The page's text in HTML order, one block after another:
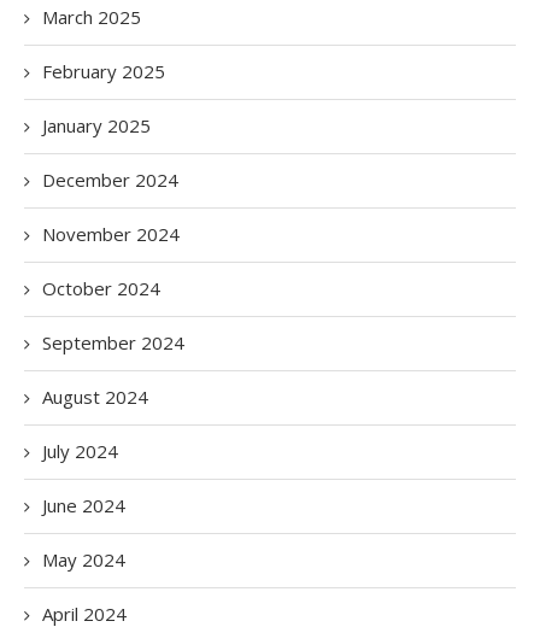
March 2025
February 2025
January 2025
December 2024
November 2024
October 2024
September 2024
August 2024
July 2024
June 2024
May 2024
April 2024